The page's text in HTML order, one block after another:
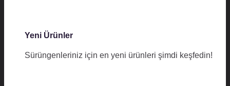
Yeni Ürünler
Sürüngenleriniz için en yeni ürünleri şimdi keşfedin!